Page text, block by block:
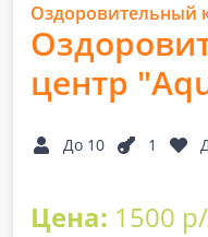
Оздоровительный
центр
До 10 1
Цена: 1500